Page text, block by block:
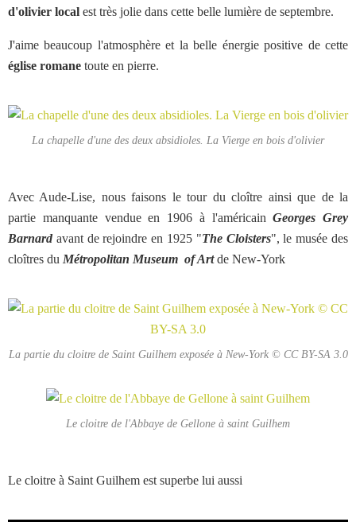
d'olivier local est très jolie dans cette belle lumière de septembre.
J'aime beaucoup l'atmosphère et la belle énergie positive de cette
église romane toute en pierre.
La chapelle d'une des deux absidioles. La Vierge en bois d'olivier
Avec Aude-Lise, nous faisons le tour du cloître ainsi que de la
partie manquante vendue en 1906 à l'américainGeorges Grey
Barnard avant de rejoindre en 1925 "The Cloisters", le musée des
cloîtres du Métropolitan Museum of Artde New-York
La partie du cloitre de Saint Guilhem exposée à New-York © CC BY-SA 3.0
Le cloitre de l'Abbaye de Gellone à saint Guilhem
Le cloitre à Saint Guilhem est superbe lui aussi